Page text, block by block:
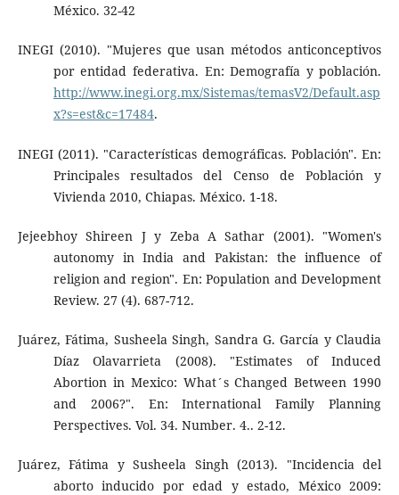
México. 32-42
INEGI (2010). "Mujeres que usan métodos anticonceptivos
por entidad federativa. En: Demografía y población.
http://www.inegi.org.mx/Sistemas/temasV2/Default.asp
x?s=est&c=17484.
INEGI (2011). "Características demográficas. Población". En:
Principales resultados del Censo de Población y
Vivienda 2010, Chiapas. México. 1-18.
Jejeebhoy Shireen J y Zeba A Sathar (2001). "Women's
autonomy in India and Pakistan: the influence of
religion and region". En: Population and Development
Review. 27 (4). 687-712.
Juárez, Fátima, Susheela Singh, Sandra G. García y Claudia
Díaz Olavarrieta (2008). "Estimates of Induced
Abortion in Mexico: What´s Changed Between 1990
and 2006?". En: International Family Planning
Perspectives. Vol. 34. Number. 4.. 2-12.
Juárez, Fátima y Susheela Singh (2013). "Incidencia del
aborto inducido por edad y estado, México 2009: